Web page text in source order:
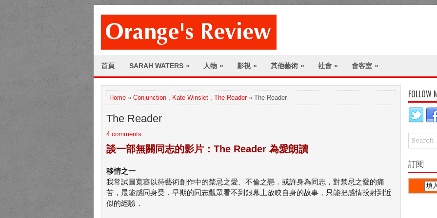
首頁 SARAH WATERS » 人物 » 影視 » 其他藝術 » 社會 » 會客室 »
Home » Conjunction , Kate Winslet , The Reader» The Reader
The Reader
4 comments
談一部無關同志的影片：The Reader 為愛朗讀
移情之一
我常試圖寬容以待藝術創作中的禁忌之愛、不倫之戀．或許身為同志，對禁忌之愛的痛
苦，最能感同身受．早期的同志觀眾看不到銀幕上放映自身的故事，只能把感情投射到近
似的經驗．
FOLLOW
訂閱